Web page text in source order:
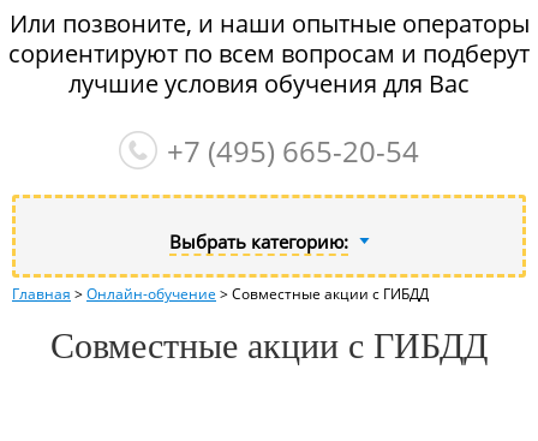
Или позвоните, и наши опытные операторы
сориентируют по всем вопросам и подберут
лучшие условия обучения для Вас
+7 (495) 665-20-54
Выбрать категорию:
Главная >Онлайн-обучение >Совместные акции с ГИБДД
Совместные акции с ГИБДД